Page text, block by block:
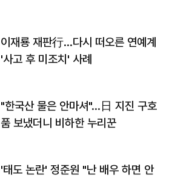
이재룡 재판行…다시 떠오른 연예계
'사고 후 미조치' 사례
"한국산 물은 안마셔"…日 지진 구호
품 보냈더니 비하한 누리꾼
'태도 논란' 정준원 "난 배우 하면 안